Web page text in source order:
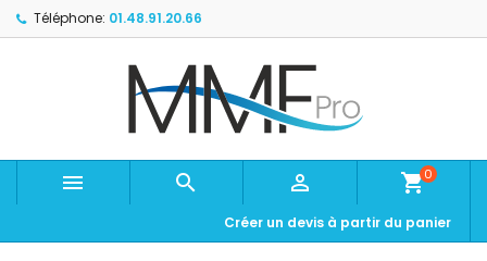
Téléphone: 01.48.91.20.66
   shopping_cart0
Créer un devis à partir du panier